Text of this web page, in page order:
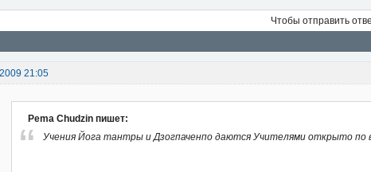
Чтобы отправить
21:05
Pema Chudzin пишет:
Учения Йога тантры и Дзогпаченпо даются Учителями открыто по